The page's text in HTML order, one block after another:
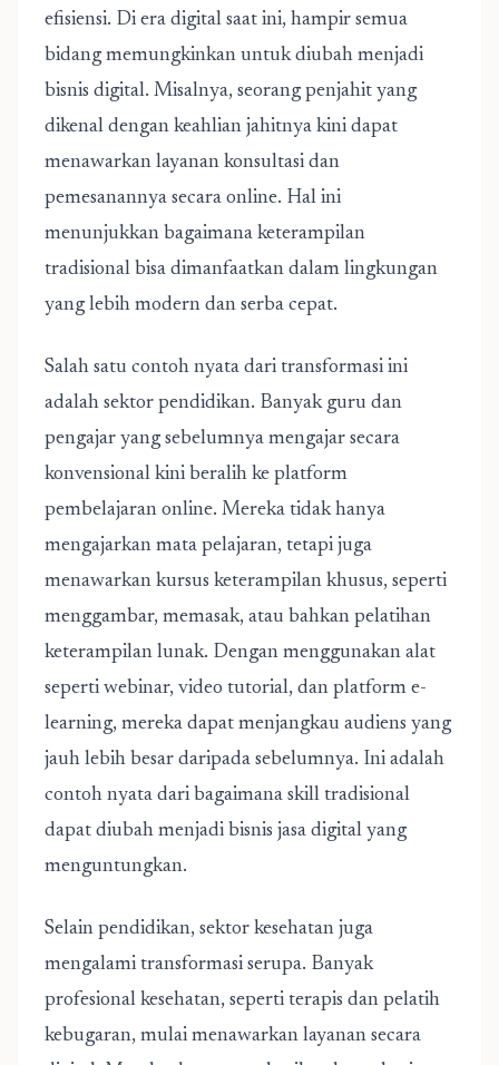
efisiensi. Di era digital saat ini, hampir semua
bidang memungkinkan untuk diubah menjadi
bisnis digital. Misalnya, seorang penjahit yang
dikenal dengan keahlian jahitnya kini dapat
menawarkan layanan konsultasi dan
pemesanannya secara online. Hal ini
menunjukkan bagaimana keterampilan
tradisional bisa dimanfaatkan dalam lingkungan
yang lebih modern dan serba cepat.
Salah satu contoh nyata dari transformasi ini
adalah sektor pendidikan. Banyak guru dan
pengajar yang sebelumnya mengajar secara
konvensional kini beralih ke platform
pembelajaran online. Mereka tidak hanya
mengajarkan mata pelajaran, tetapi juga
menawarkan kursus keterampilan khusus, seperti
menggambar, memasak, atau bahkan pelatihan
keterampilan lunak. Dengan menggunakan alat
seperti webinar, video tutorial, dan platform e-
learning, mereka dapat menjangkau audiens yang
jauh lebih besar daripada sebelumnya. Ini adalah
contoh nyata dari bagaimana skill tradisional
dapat diubah menjadi bisnis jasa digital yang
menguntungkan.
Selain pendidikan, sektor kesehatan juga
mengalami transformasi serupa. Banyak
profesional kesehatan, seperti terapis dan pelatih
kebugaran, mulai menawarkan layanan secara